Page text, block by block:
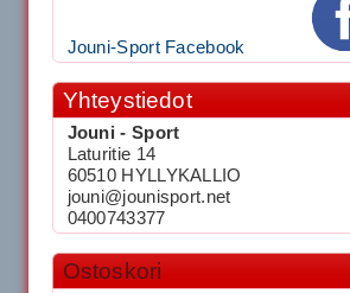
Jouni-Sport Facebook
Yhteystiedot
Jouni - Sport
Laturitie 14
60510 HYLLYKALLIO
jouni@jounisport.net
0400743377
Ostoskori